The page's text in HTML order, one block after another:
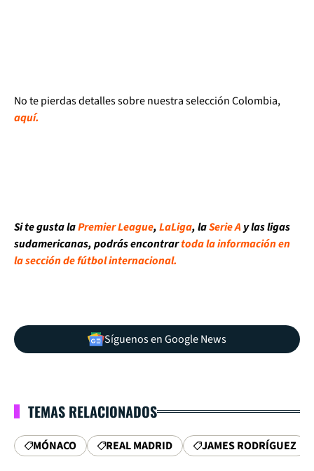
No te pierdas detalles sobre nuestra selección Colombia,
aquí.
Si te gusta laPremier League,LaLiga, laSerie Ay las ligas
sudamericanas, podrás encontrartoda la información en
la sección de fútbol internacional.
Síguenos en Google News
TEMAS RELACIONADOS
MÓNACO REAL MADRID JAMES RODRÍGUEZ